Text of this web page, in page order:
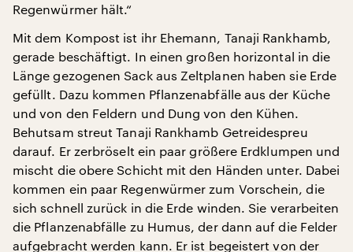
Regenwürmer hält.“
Mit dem Kompost ist ihr Ehemann, Tanaji Rankhamb,
gerade beschäftigt. In einen großen horizontal in die
Länge gezogenen Sack aus Zeltplanen haben sie Erde
gefüllt. Dazu kommen Pflanzenabfälle aus der Küche
und von den Feldern und Dung von den Kühen.
Behutsam streut Tanaji Rankhamb Getreidespreu
darauf. Er zerbröselt ein paar größere Erdklumpen und
mischt die obere Schicht mit den Händen unter. Dabei
kommen ein paar Regenwürmer zum Vorschein, die
sich schnell zurück in die Erde winden. Sie verarbeiten
die Pflanzenabfälle zu Humus, der dann auf die Felder
aufgebracht werden kann. Er ist begeistert von der